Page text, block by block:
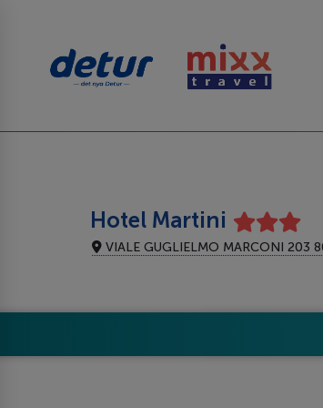
Hotel Martini
VIALE GUGLIELMO MARCONI 203